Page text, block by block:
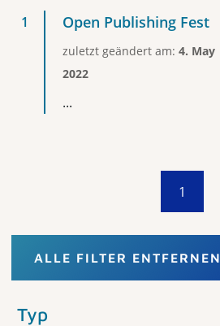
Open Publishing Fest
zuletzt geändert am: 4. May
2022
...
1
ALLE FILTER ENTFERNEN
Typ